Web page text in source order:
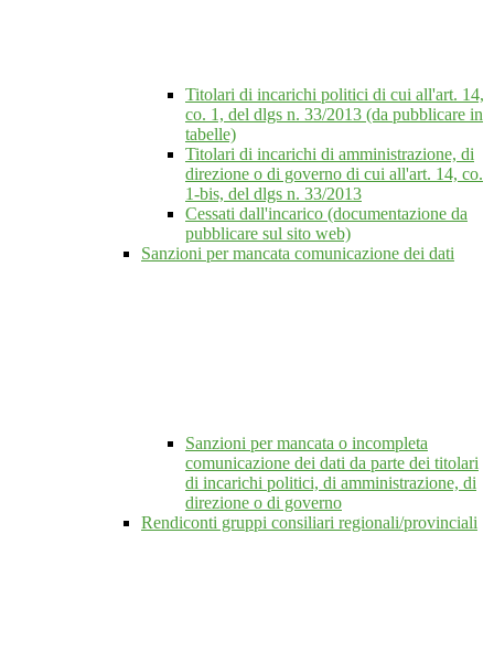
Titolari di incarichi politici di cui all'art. 14,
co. 1, del dlgs n. 33/2013 (da pubblicare in
tabelle)
Titolari di incarichi di amministrazione, di
direzione o di governo di cui all'art. 14, co.
1-bis, del dlgs n. 33/2013
Cessati dall'incarico (documentazione da
pubblicare sul sito web)
Sanzioni per mancata comunicazione dei dati
Sanzioni per mancata o incompleta
comunicazione dei dati da parte dei titolari
di incarichi politici, di amministrazione, di
direzione o di governo
Rendiconti gruppi consiliari regionali/provinciali